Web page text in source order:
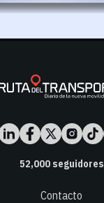
52,000seguidores
Contacto